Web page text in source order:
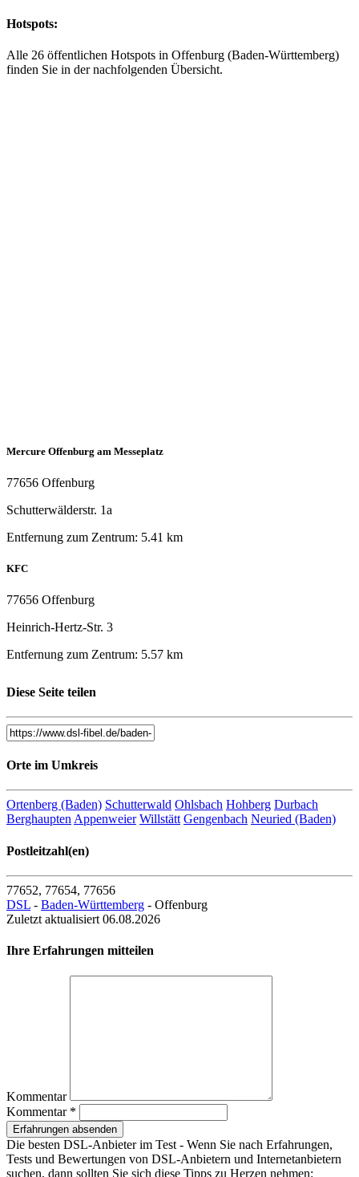
Hotspots:
Alle 26 öffentlichen Hotspots in Offenburg (Baden-Württemberg)
finden Sie in der nachfolgenden Übersicht.
Mercure Offenburg am Messeplatz
77656 Offenburg
Schutterwälderstr. 1a
Entfernung zum Zentrum: 5.41 km
KFC
77656 Offenburg
Heinrich-Hertz-Str. 3
Entfernung zum Zentrum: 5.57 km
Telekom Shop
77656 Offenburg
Heinrich-Hertz-Straße 1
Entfernung zum Zentrum: 5.65 km
McDonald's Restaurant
Entfernung zum Zentrum: 0.20 km
Telekom Hotspot Outdoor
77652 Offenburg
Marktplatz 0
Entfernung zum Zentrum: 0.38 km
Karstadt Warenhaus
Diese Seite teilen
Orte im Umkreis
Ortenberg (Baden) Schutterwald Ohlsbach Hohberg Durbach
BerghauptenAppenweier Willstätt Gengenbach Neuried (Baden)
Postleitzahl(en)
77652, 77654, 77656
DSL - Baden-Württemberg - Offenburg
Zuletzt aktualisiert 06.08.2026
Ihre Erfahrungen mitteilen
Kommentar
Kommentar *
Erfahrungen absenden
Die besten DSL-Anbieter im Test - Wenn Sie nach Erfahrungen,
Tests und Bewertungen von DSL-Anbietern und Internetanbietern
suchen, dann sollten Sie sich diese Tipps zu Herzen nehmen: